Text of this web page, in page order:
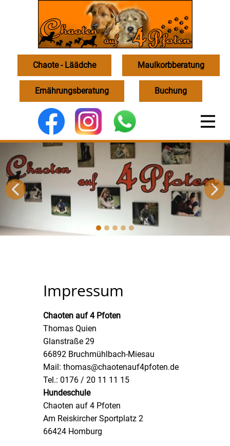
Chaote - Läädche
Buchung
Ernährungsberatung
Maulkorbberatung
Impressum
Chaoten auf 4 Pfoten
Thomas Quien
Glanstraße 29
66892 Bruchmühlbach-Miesau
Mail: thomas@chaotenauf4pfoten.de
Tel.: 0176 / 20 11 11 15
Hundeschule
Chaoten auf 4 Pfoten
Am Reiskircher Sportplatz 2
66424 Homburg